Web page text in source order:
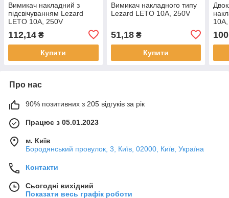
Вимикач накладний з
підсвічуванням Lezard
LETO 10A, 250V
112,14 ₴
Купити
Вимикач накладного типу
Lezard LETO 10A, 250V
51,18₴
Купити
Про нас
90% позитивних з 205 відгуків за рік
Працює з 05.01.2023
м. Київ
Бородянський провулок, 3, Київ, 02000, Київ, Україна
Контакти
Сьогодні вихідний
Показати весь графік роботи